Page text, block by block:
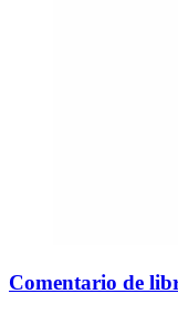
Comentario de